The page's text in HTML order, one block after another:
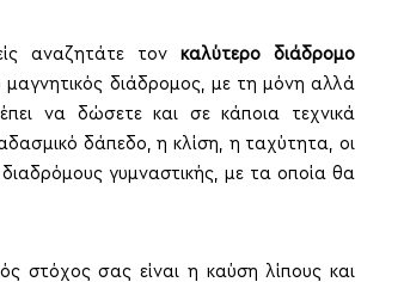
αναζητάτε τον καλύτερο διάδρομο
μαγνητικός διάδρομος, με τη μόνη αλλά
να δώσετε και σε κάποια τεχνικά
δάπεδο, η κλίση, η ταχύτητα, οι
γυμναστικής, με τα οποία θα
στόχος σας είναι η καύση λίπους και